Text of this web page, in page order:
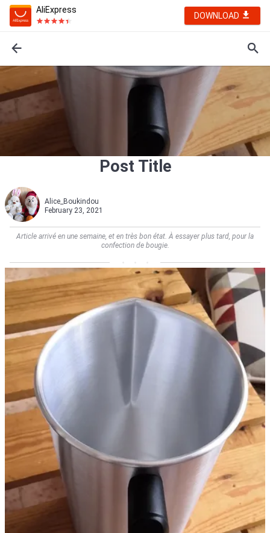
AliExpress
DOWNLOAD
Post Title
Alice_Boukindou
February 23, 2021
Article arrivé en une semaine, et en très bon état. À essayer plus tard, pour la
confection de bougie.